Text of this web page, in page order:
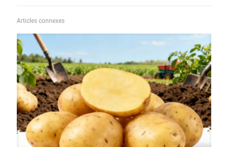
Articles connexes